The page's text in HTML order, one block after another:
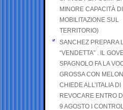
MINORE CAPACITÀ DI
MOBILITAZIONE SUL
TERRITORIO)
SANCHEZ PREPARA
“VENDETTA” . IL
SPAGNOLO FA LA
GROSSA CON
CHIEDE ALL’ITALIA DI
REVOCARE ENTRO
9 AGOSTO I